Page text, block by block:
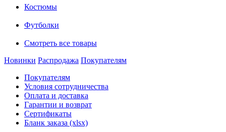
Костюмы
Футболки
Смотреть все товары
Новинки Распродажа Покупателям
Покупателям
Условия сотрудничества
Оплата и доставка
Гарантии и возврат
Сертификаты
Бланк заказа (xlsx)